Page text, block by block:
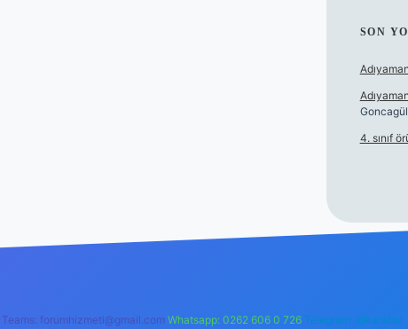
SON
Goncagül
4. sınıf
Teams: forumhizmeti@gmail.com Whatsapp: 0262 606 0 726 Telegram: @karabul